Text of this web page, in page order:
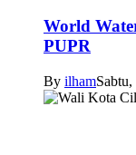
World
PUPR
By ilham